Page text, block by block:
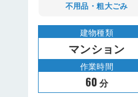
不用品・粗大ごみ
建物種類
マンション
作業時間
60 分